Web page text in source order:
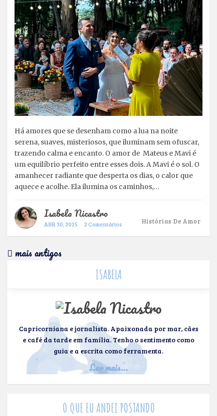
Há amores que se desenham como a lua na noite
serena, suaves, misteriosos, que iluminam sem ofuscar,
trazendo calma e encanto. O amor de Mateus e Mavi é
um equilíbrio perfeito entre esses dois. A Mavi é o sol. O
amanhecer radiante que desperta os dias, o calor que
aquece e acolhe. Ela ilumina os caminhos,…
Histórias De Amor
Isabela Nicastro
ABR 30, 2025 2 Comentários
mais antigos
ISABELA
Capricorniana e jornalista. Apaixonada por mar, cães
e café da tarde em família. Tenho o sentimento como
guia e a escrita como ferramenta.
Ler mais...
O QUE EU ANDEI POSTANDO